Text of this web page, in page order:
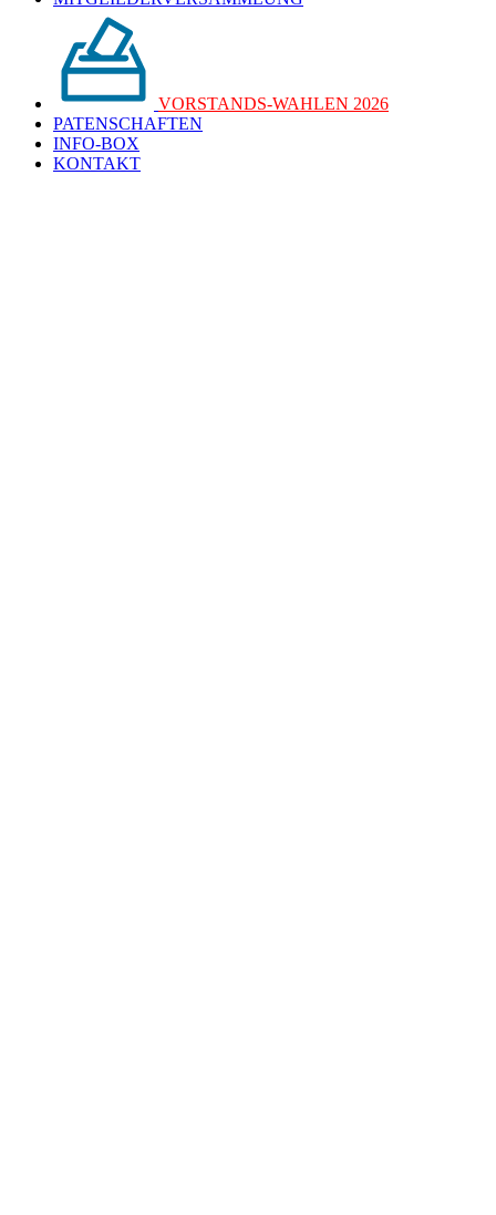
VORSTANDS-WAHLEN 2026
PATENSCHAFTEN
INFO-BOX
KONTAKT